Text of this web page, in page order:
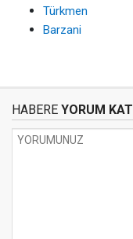
Türkmen
Barzani
HABERE YORUM KAT